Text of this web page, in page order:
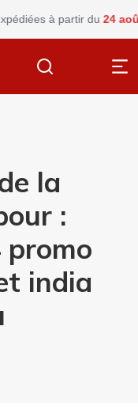
24 août Fermeture
la
:
promo
india